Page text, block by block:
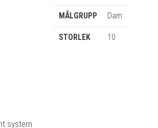
system
MÅLGRUPP Dam
STORLEK 10